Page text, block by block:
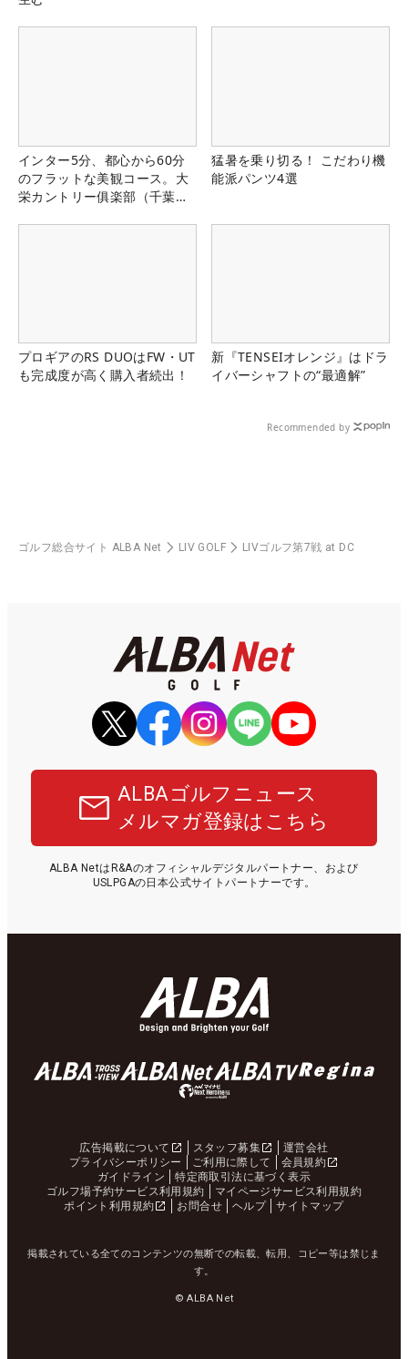
インター5分、都心から60分
のフラットな美観コース。大
栄カントリー俱楽部（千葉
猛暑を乗り切る！ こだわり機
能派パンツ4選
プロギアのRS DUOはFW・UT
も完成度が高く購入者続出！
新『TENSEIオレンジ』はドラ
イバーシャフトの“最適解”
Recommended by
ゴルフ総合サイト ALBA Net LIV GOLF LIVゴルフ第7戦 at DC
ALBAゴルフニュース
メルマガ登録はこちら
ALBA NetはR&Aのオフィシャルデジタルパートナー、および
USLPGAの日本公式サイトパートナーです。
広告掲載について スタッフ募集
運営会社
プライバシーポリシー
ご利用に際して
会員規約
ガイドライン
特定商取引法に基づく表示
ゴルフ場予約サービス利用規約
マイページサービス利用規約
ポイント利用規約
お問合せ ヘルプ サイトマップ
掲載されている全てのコンテンツの無断での転載、転用、コピー等は禁じま
す。
© ALBA Net